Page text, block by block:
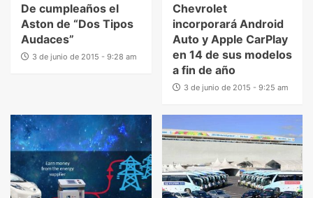
De cumpleaños el
Aston de “Dos Tipos
Audaces”
3 de junio de 2015 - 9:28 am
Chevrolet
incorporará Android
Auto y Apple CarPlay
en 14 de sus modelos
a fin de año
3 de junio de 2015 - 9:25 am